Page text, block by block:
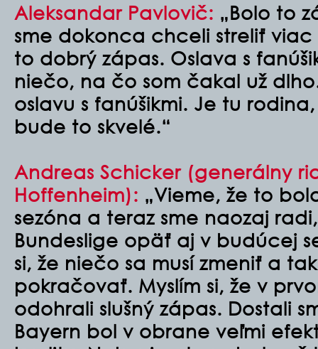
Aleksandar Pavlovič: „Bolo to
sme dokonca chceli streliť
to dobrý zápas. Oslava s
niečo, na čo som čakal už
oslavu s fanúšikmi. Je tu
bude to skvelé.“
Andreas Schicker (generálny
Hoffenheim): „Vieme, že to
sezóna a teraz sme naozaj
Bundeslige opäť aj v budúcej
si, že niečo sa musí zmeniť a
pokračovať. Myslím si, že v
odohrali slušný zápas. Dostali
Bayern bol v obrane veľmi